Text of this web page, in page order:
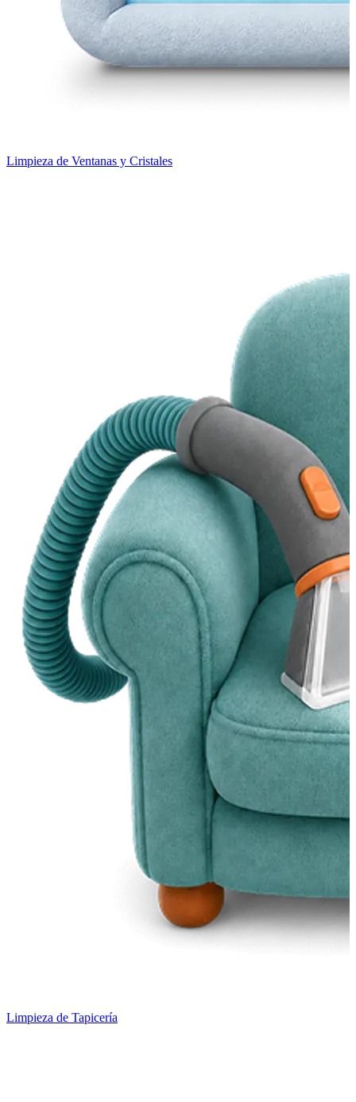
Limpieza de Ventanas y Cristales
Limpieza de Tapicería